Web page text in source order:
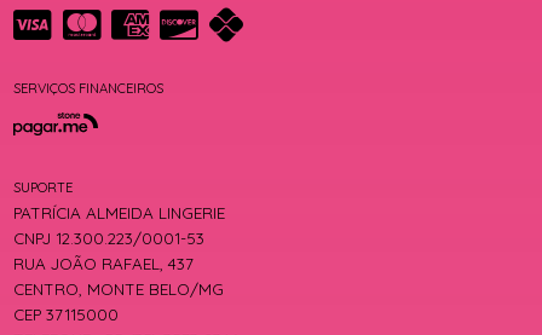
SERVIÇOS FINANCEIROS
SUPORTE
PATRÍCIA ALMEIDA LINGERIE
CNPJ 12.300.223/0001-53
RUA JOÃO RAFAEL, 437
CENTRO, MONTE BELO/MG
CEP 37115000